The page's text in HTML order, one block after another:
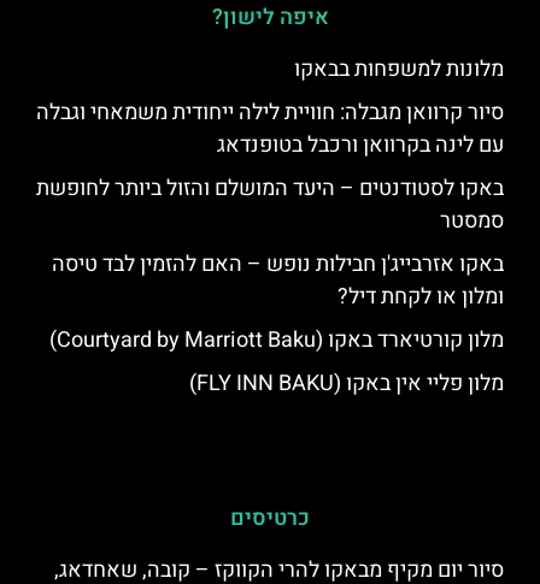
איפה לישון?
מלונות למשפחות בבאקו
סיור קרוואן מגבלה: חוויית לילה ייחודית משמאחי וגבלה
עם לינה בקרוואן ורכבל בטופנדאג
באקו לסטודנטים – היעד המושלם והזול ביותר לחופשת
סמסטר
באקו אזרבייג'ן חבילות נופש – האם להזמין לבד טיסה
ומלון או לקחת דיל?
מלון קורטיארד באקו (Courtyard by Marriott Baku)
מלון פליי אין באקו (FLY INN BAKU)
כרטיסים
סיור יום מקיף מבאקו להרי הקווקז – קובה, שאחדאג,